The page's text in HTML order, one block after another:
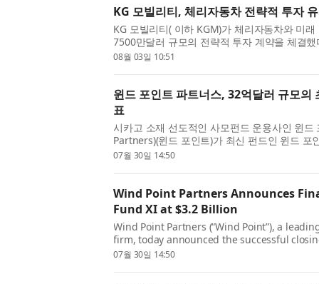
KG 모빌리티, 체리자동차 전략적 투자
KG 모빌리티( 이하 KGM)가 체리자동차와 미
7500만달러 규모의 전략적 투자 계약을 체결
랜드 하얏트 서울 호텔에서 열린 ‘글로벌 동반
08월 03일 10:51
윈드 포인트 파트너스, 32억달러 규모의
표
시카고 소재 선도적인 사모펀드 운용사인 윈
Partners)(윈드 포인트)가 최신 펀드인 윈드 포
펀드)의 성공적인 마감을 발표했다. 펀드 XI는
07월 30일 14:50
Wind Point Partners Announces
Fund XI at $3.2 Billion
Wind Point Partners (“Wind Point”), a
firm, today announced the successful
Partners XI (“Fund XI” or the “Fund”). Fund
07월 30일 14:50